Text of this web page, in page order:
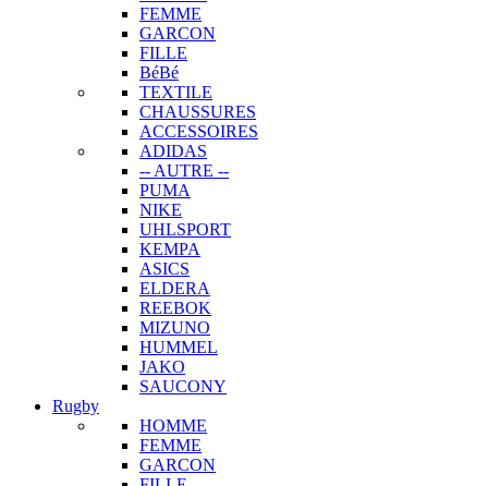
FEMME
GARCON
FILLE
BéBé
TEXTILE
CHAUSSURES
ACCESSOIRES
ADIDAS
-- AUTRE --
PUMA
NIKE
UHLSPORT
KEMPA
ASICS
ELDERA
REEBOK
MIZUNO
HUMMEL
JAKO
SAUCONY
Rugby
HOMME
FEMME
GARCON